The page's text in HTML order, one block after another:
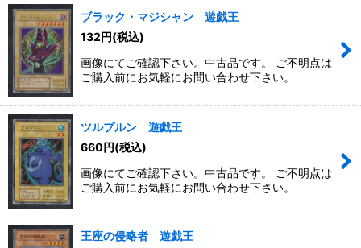
ブラック・マジシャン 遊戯王
132円(税込)
画像にてご確認下さい。中古品です。 ご不明点は
ご購入前にお気軽にお問い合わせ下さい。
ツルプルン 遊戯王
660円(税込)
画像にてご確認下さい。中古品です。 ご不明点は
ご購入前にお気軽にお問い合わせ下さい。
王座の侵略者 遊戯王